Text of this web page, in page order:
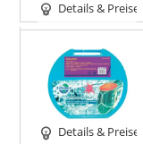
Details & Preise
Details & Preise